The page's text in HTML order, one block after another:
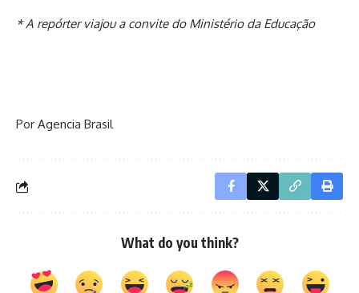
* A repórter viajou a convite do Ministério da Educação
Por Agencia Brasil
What do you think?